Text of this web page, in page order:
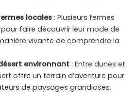
locales: Plusieurs fermes
faire découvrir leur mode de
vivante de comprendre la
environnant: Entre dunes et
offre un terrain d’aventure pour
de paysages grandioses.